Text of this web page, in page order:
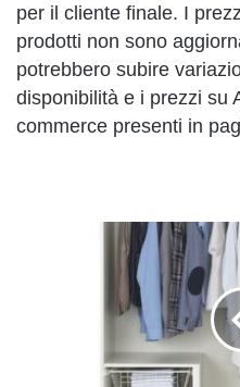
per il cliente finale. I
prodotti non sono
potrebbero subire
disponibilità e i prezzi su
commerce presenti in